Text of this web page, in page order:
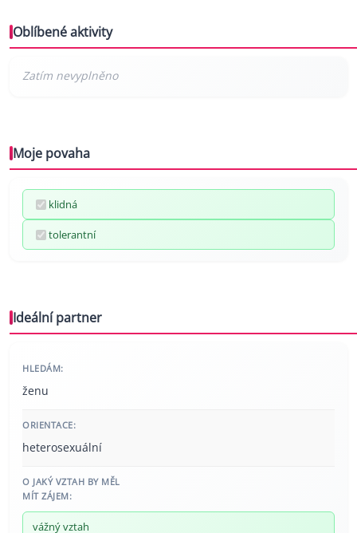
Oblíbené aktivity
Moje povaha
klidná
tolerantní
Ideální partner
HLEDÁM:
ženu
ORIENTACE:
heterosexuální
O JAKÝ VZTAH BY MĚL
MÍT ZÁJEM:
vážný vztah